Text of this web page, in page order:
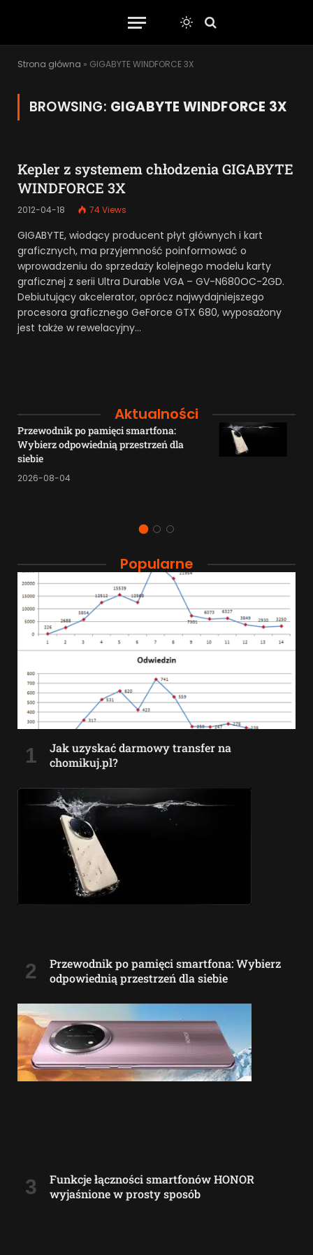
Strona główna » GIGABYTE WINDFORCE 3X
BROWSING: GIGABYTE WINDFORCE 3X
Kepler z systemem chłodzenia GIGABYTE
WINDFORCE 3X
2012-04-18 74Views
GIGABYTE, wiodący producent płyt głównych i kart
graficznych, ma przyjemność poinformować o
wprowadzeniu do sprzedaży kolejnego modelu karty
graficznej z serii Ultra Durable VGA – GV-N680OC-2GD.
Debiutujący akcelerator, oprócz najwydajniejszego
procesora graficznego GeForce GTX 680, wyposażony
jest także w rewelacyjny…
Aktualności
Przewodnik po pamięci smartfona:
Wybierz odpowiednią przestrzeń dla
siebie
2026-08-04
Popularne
Jak uzyskać darmowy transfer na
chomikuj.pl?
Przewodnik po pamięci smartfona: Wybierz
odpowiednią przestrzeń dla siebie
Funkcje łączności smartfonów HONOR
wyjaśnione w prosty sposób